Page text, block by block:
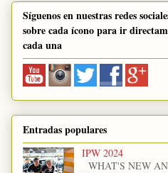
Síguenos en nuestras redes
sobre cada ícono para ir
cada una
Entradas populares
IPW 2024
WHAT'S NEW